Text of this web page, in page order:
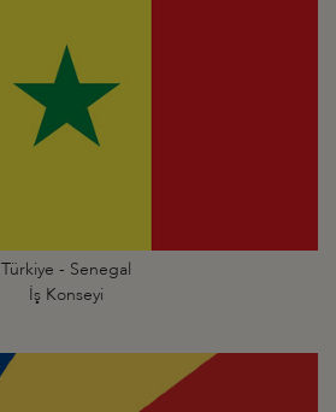
Türkiye - Senegal
İş Konseyi